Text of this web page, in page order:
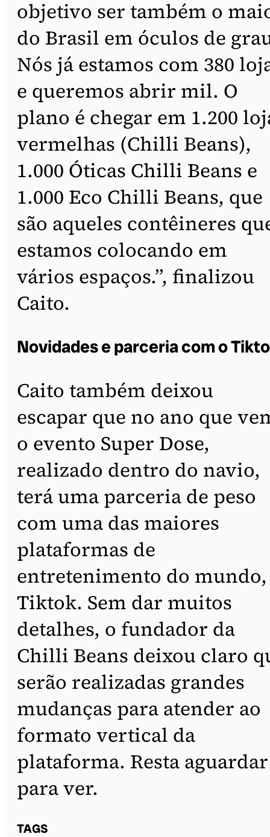
objetivo ser também o
do Brasil em óculos de
Nós já estamos com 380
e queremos abrir mil. O
plano é chegar em 1.200
vermelhas (Chilli Beans),
1.000 Óticas Chilli Beans e
1.000 Eco Chilli Beans, que
são aqueles contêineres
estamos colocando em
vários espaços.”, finalizou
Caito.
Novidades e parceria com o
Caito também deixou
escapar que no ano que
o evento Super Dose,
realizado dentro do navio,
terá uma parceria de peso
com uma das maiores
plataformas de
entretenimento do
Tiktok. Sem dar muitos
detalhes, o fundador da
Chilli Beans deixou claro
serão realizadas grandes
mudanças para atender ao
formato vertical da
plataforma. Resta aguardar
para ver.
TAGS